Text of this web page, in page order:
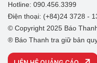
Hotline: 090.456.3399
Điện thoại: (+84)24 3728 -
© Copyright 2025 Báo
® Báo Thanh tra giữ bản